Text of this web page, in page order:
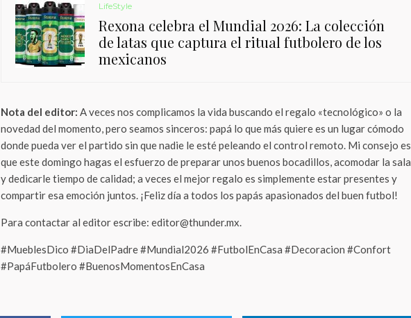
LifeStyle
Rexona celebra el Mundial 2026: La colección
de latas que captura el ritual futbolero de los
mexicanos
Nota del editor: A veces nos complicamos la vida buscando el regalo «tecnológico» o la
novedad del momento, pero seamos sinceros: papá lo que más quiere es un lugar cómodo
donde pueda ver el partido sin que nadie le esté peleando el control remoto. Mi consejo es
que este domingo hagas el esfuerzo de preparar unos buenos bocadillos, acomodar la sala
y dedicarle tiempo de calidad; a veces el mejor regalo es simplemente estar presentes y
compartir esa emoción juntos. ¡Feliz día a todos los papás apasionados del buen futbol!
Para contactar al editor escribe: editor@thunder.mx.
#MueblesDico #DiaDelPadre #Mundial2026 #FutbolEnCasa #Decoracion #Confort
#PapáFutbolero #BuenosMomentosEnCasa